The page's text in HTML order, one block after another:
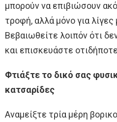
μπορούν να επιβιώσουν
τροφή, αλλά μόνο για
Βεβαιωθείτε λοιπόν ότι
και επισκευάστε
Φτιάξτε το δικό σας
κατσαρίδες
Αναμείξτε τρία μέρη